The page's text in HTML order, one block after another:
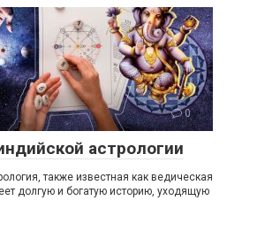
0
астрологии
также известная как ведическая
долгую и богатую историю, уходящую